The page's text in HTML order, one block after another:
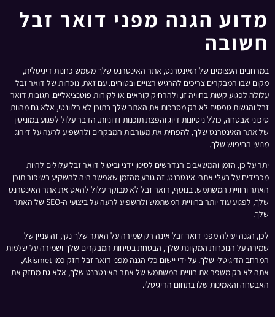
מדוע הגנה מפני דואר זבל
חשובה
במרחבים העצומים של האינטרנט, אתר האינטרנט שלך משמש כחנות דיגיטלית,
מקום שבו המבקרים צריכים להרגיש רצויים ובטוחים. עם זאת, נוכחות של דואר זבל
עלולה לפגוע קשות בחוויה זו, ולהרחיק קוראים או לקוחות פוטנציאליים. תגובות דואר
זבל והגשות טפסים לא רק מסבכות את האתר שלך בתוכן לא רלוונטי, אלא גם מהוות
סיכוני אבטחה, כולל ניסיונות דיוג והפצת תוכנות זדוניות. הדבר עלול לפגוע במוניטין
של אתר האינטרנט שלך, להפחית את מעורבות המבקרים ולהשפיע לרעה על דירוג
מנועי החיפוש שלך.
יתר על כן, הזמן והמשאבים הנדרשים לסינון ידני וביטול דואר זבל עלולים להיות
מכבידים על בעלי אתרי אינטרנט. זה גורע מהזמן שאפשר היה להשקיע בשיפור תוכן
האתר וחוויית המשתמש. בנוסף, דואר זבל לא מבוקר עלול להאט את אתר האינטרנט
שלך, לפגוע עוד יותר בחוויית המשתמש ולהשפיע לרעה על ביצועי ה-SEO של האתר
שלך.
לכן, הגנה יעילה מפני דואר זבל אינה רק שמירה על האתר שלך נקי; זה עניין של
שמירה על הנוכחות המקוונת שלך, הבטחת בטיחות המבקרים שלך ושמירה על שלמות
המרחב הדיגיטלי שלך. על ידי יישום כלי הגנה מפני דואר זבל חזק כמו Akismet,
אתה לא רק משפר את חוויית המשתמש של אתר האינטרנט שלך, אלא גם מחזק את
האבטחה והאמינות שלו בתחום הדיגיטלי.